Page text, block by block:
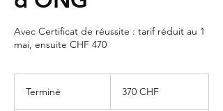
Avec Certificat de réussite : tarif réduit au 1
mai, ensuite CHF 470
Terminé
suisses
370 CHF